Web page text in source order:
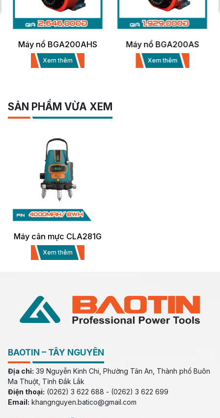
Máy nổ BGA200AHS
Xem thêm
Máy nổ BGA200AS
Xem thêm
SẢN PHẨM VỪA XEM
Máy cân mực CLA281G
Xem thêm
BAOTIN – TÂY NGUYÊN
Địa chỉ: 39 Nguyễn Kinh Chi, Phường Tân An, Thành phố Buôn
Ma Thuột, Tỉnh Đắk Lắk
Điện thoại: (0262) 3 622 688 - (0262) 3 622 699
Email: khangnguyen.batico@gmail.com